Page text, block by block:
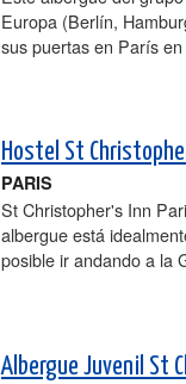
Europa (Berlín,
sus puertas en París
Hostel St
PARIS
St Christopher's Inn
albergue está
posible ir andando a la
Albergue Juvenil St